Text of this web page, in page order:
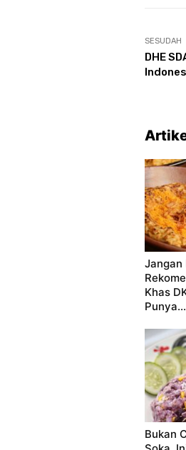
SESUDAH
DHE
Jangan
Khas
Punya...
Bukan